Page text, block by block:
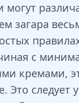
могут
загара
с
кремами,
Это следует